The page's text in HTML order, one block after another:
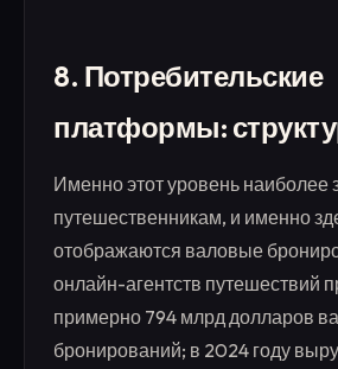
8. Потребительские
платформы:
Именно этот уровень наиболее
путешественникам, и именно
отображаются валовые
онлайн-агентств путешествий
примерно 794 млрд долларов
бронирований; в 2024 году